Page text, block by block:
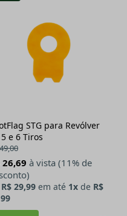
STG para Revólver
e 6 Tiros
26,69 à vista (11% de
R$ 29,99 em até 1x de R$